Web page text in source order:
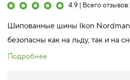
4.9 | Всего отзывов:
Шипованные шины Ikon Nordman
безопасны как на льду, так и на
Подробнее